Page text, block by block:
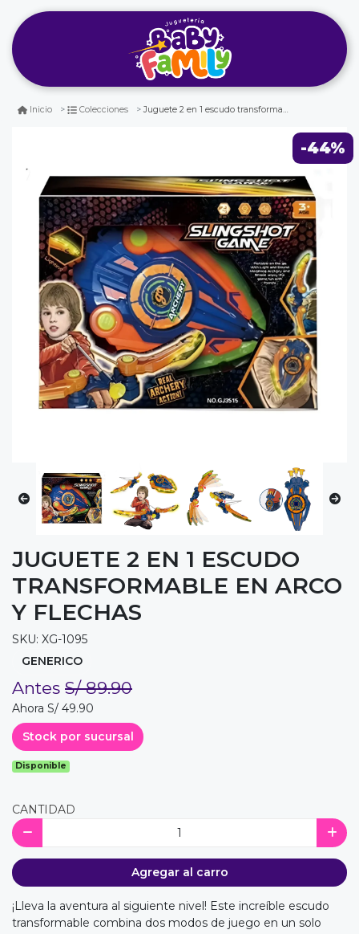
Inicio Colecciones Juguete 2 en 1 escudo transformable en arco y flechas
-44%
JUGUETE 2 EN 1 ESCUDO
TRANSFORMABLE EN ARCO
Y FLECHAS
SKU: XG-1095
GENERICO
Antes S/ 89.90
Ahora S/ 49.90
Stock por sucursal
Disponible
CANTIDAD
Agregar al carro
¡Lleva la aventura al siguiente nivel! Este increíble escudo
transformable combina dos modos de juego en un solo